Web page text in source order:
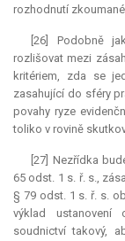
rozhodnutí
[26] Podobně
rozlišovat mezi
kritériem, zda se
zasahující do sféry
povahy ryze
toliko v rovině
[27] Nezřídka
65 odst. 1 s. ř. s.,
§ 79 odst. 1 s. ř. s.
výklad ustanovení
soudnictví takový,